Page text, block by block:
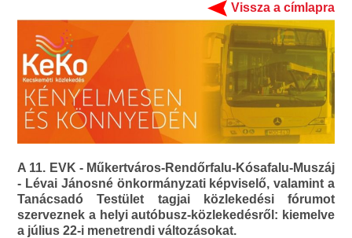
Vissza a címlapra
A 11. EVK - Műkertváros-Rendőrfalu-Kósafalu-Muszáj
- Lévai Jánosné önkormányzati képviselő, valamint a
Tanácsadó Testület tagjai közlekedési fórumot
szerveznek a helyi autóbusz-közlekedésről: kiemelve
a július 22-i menetrendi változásokat.